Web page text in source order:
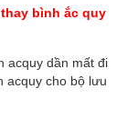
bình ắc quy
acquy dần mất đi
acquy cho bộ lưu